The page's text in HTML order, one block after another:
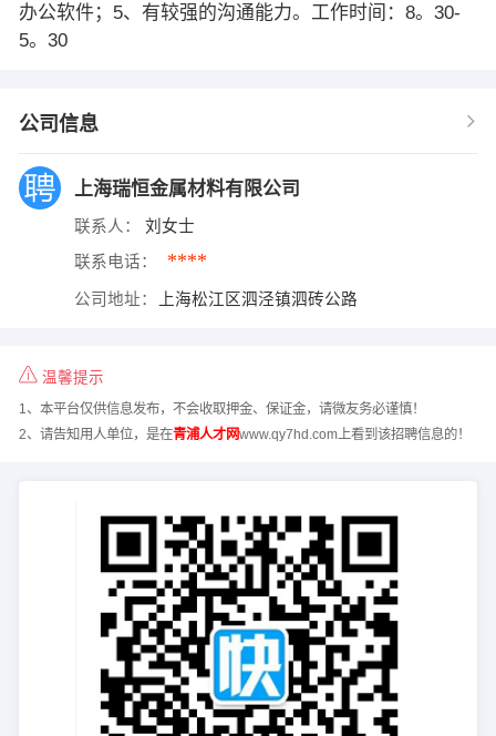
办公软件；5、有较强的沟通能力。工作时间：8。30-
5。30
公司信息
上海瑞恒金属材料有限公司
联系人： 刘女士
联系电话： ****
公司地址： 上海松江区泗泾镇泗砖公路
温馨提示
1、本平台仅供信息发布，不会收取押金、保证金，请微友务必谨慎！
2、请告知用人单位，是在青浦人才网www.qy7hd.com上看到该招聘信息的！